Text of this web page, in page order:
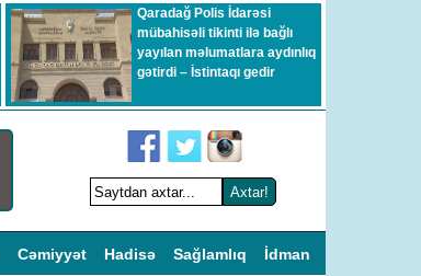
Qaradağ Polis İdarəsi
mübahisəli tikinti ilə bağlı
yayılan məlumatlara aydınlıq
gətirdi – İstintaqı gedir
Cəmiyyət Hadisə Sağlamlıq İdman